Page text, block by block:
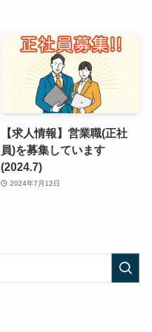
【求人情報】営業職(正社
員)を募集しています
(2024.7)
2024年7月12日